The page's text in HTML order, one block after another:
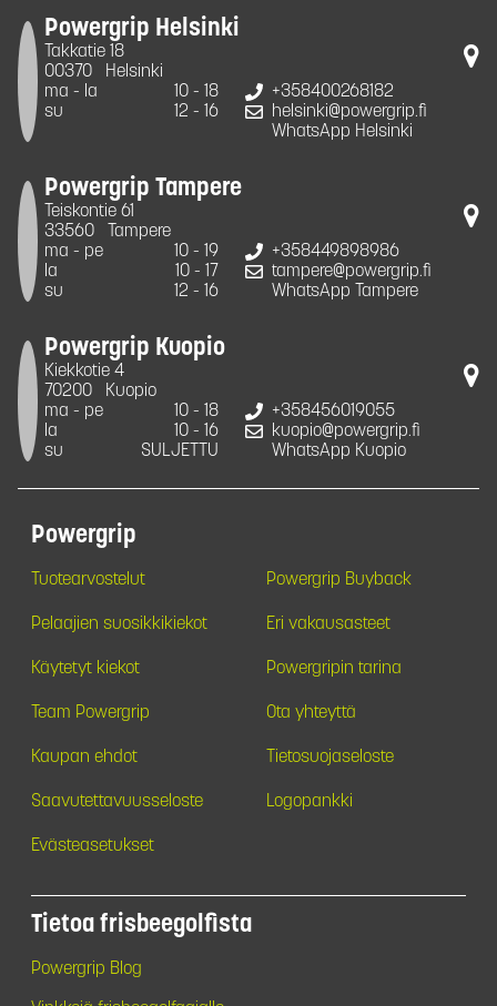
Powergrip Helsinki
Takkatie 18
00370
Helsinki
ma - la
10 - 18
su
12 - 16
+358400268182
helsinki@powergrip.fi
WhatsApp Helsinki
Powergrip Tampere
Teiskontie 61
33560
Tampere
ma - pe
10 - 19
la
10 - 17
su
12 - 16
+358449898986
tampere@powergrip.fi
WhatsApp Tampere
Powergrip Kuopio
Kiekkotie 4
70200
Kuopio
ma - pe
10 - 18
la
10 - 16
su
SULJETTU
+358456019055
kuopio@powergrip.fi
WhatsApp Kuopio
Powergrip
Tuotearvostelut Powergrip Buyback
Pelaajien suosikkikiekot Eri vakausasteet
Käytetyt kiekot Powergripin tarina
Team Powergrip Ota yhteyttä
Kaupan ehdot Tietosuojaseloste
Saavutettavuusseloste Logopankki
Evästeasetukset
Tietoa frisbeegolfista
Powergrip Blog